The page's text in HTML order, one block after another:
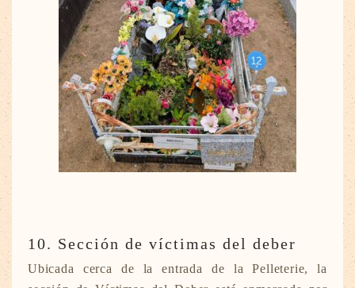
10. Sección de víctimas del deber
Ubicada cerca de la entrada de la Pelleterie, la